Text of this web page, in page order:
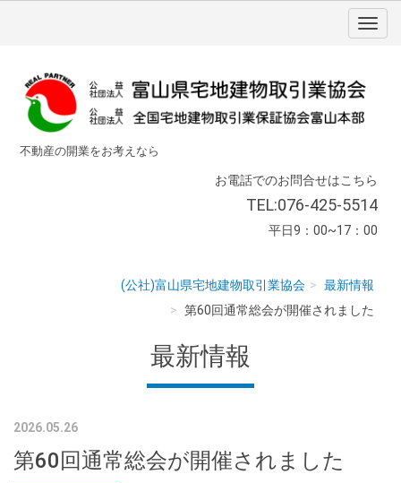
不動産の開業をお考えなら
お電話でのお問合せはこちら
TEL:076-425-5514
平日9：00~17：00
(公社)富山県宅地建物取引業協会
最新情報
第60回通常総会が開催されました
最新情報
2026.05.26
第60回通常総会が開催されました